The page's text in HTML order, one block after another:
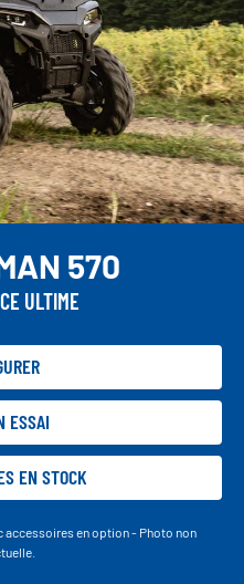
570
ULTIME
ESSAI
EN STOCK
accessoires en option - Photo non